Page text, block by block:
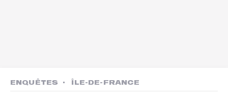
ENQUÊTES ÎLE-DE-FRANCE